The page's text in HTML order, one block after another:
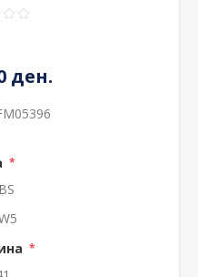
ден.
*
*